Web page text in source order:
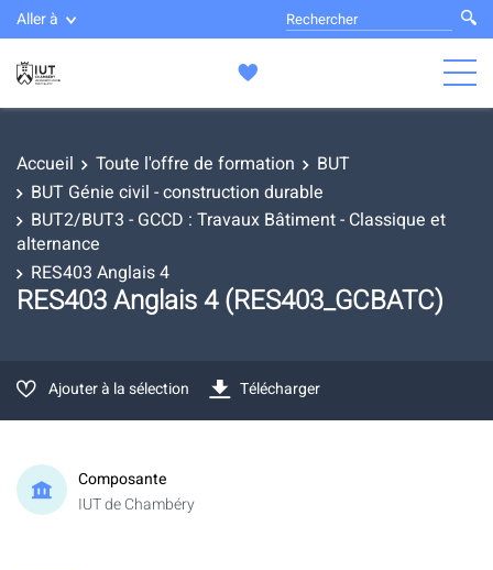
Aller à
Accueil Toute l'offre de formation
BUT
BUT Génie civil - construction durable
BUT2/BUT3 - GCCD : Travaux Bâtiment - Classique et
alternance
RES403 Anglais 4
RES403 Anglais 4 (RES403_GCBATC)
Ajouter à la sélection Télécharger
Composante
IUT de Chambéry